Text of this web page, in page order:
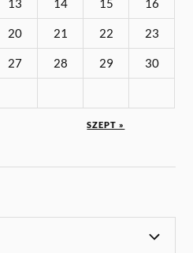
13 14 15 16
20 21 22 23
27 28 29 30
SZEPT »